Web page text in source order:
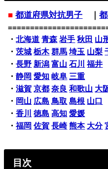
■ 都道府県対抗男子 ｜
・北海道 青森 岩手 秋田 山
・茨城 栃木 群馬 埼玉 山梨
・長野 新潟 富山 石川
福井
・静岡 愛知 岐阜 三重
・滋賀 京都 奈良 和歌山 大
・ 岡山 広島 鳥取 島根 山口
・香川 徳島 高知 愛媛
・福岡 佐賀 長崎 熊本 大分
目次